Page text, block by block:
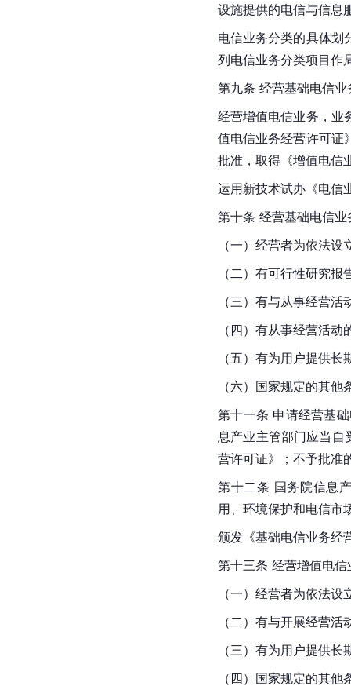
设施提供的电信与信息
电信业务分类的具体划
列电信业务分类项目作
第九条 经营基础电信
经营增值电信业务，业
值电信业务经营许可证
批准，取得《增值电信
运用新技术试办《电信
第十条 经营基础电信
（一）经营者为依法
（二）有可行性研究
（三）有与从事经营
（四）有从事经营活
（五）有为用户提供
（六）国家规定的其他
第十一条 申请经营基
息产业主管部门应当自
营许可证》；不予批准
第十二条 国务院信息
用、环境保护和电信市
颁发《基础电信业务经
第十三条 经营增值电
（一）经营者为依法设
（二）有与开展经营
（三）有为用户提供
（四）国家规定的其他